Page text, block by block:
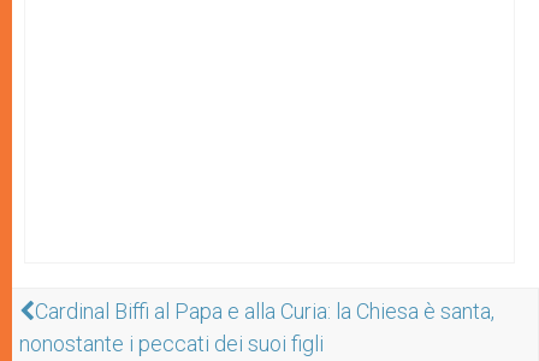
Cardinal Biffi al Papa e alla Curia: la Chiesa è santa,
nonostante i peccati dei suoi figli